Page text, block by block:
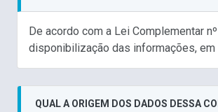
De acordo com a Lei Complementar
disponibilização das informações,
QUAL A ORIGEM DOS DADOS DESSA